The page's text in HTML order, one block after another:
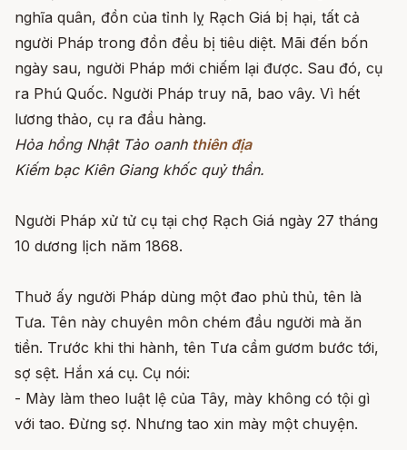
nghĩa quân, đồn của tỉnh lỵ Rạch Giá bị hại, tất cả
người Pháp trong đồn đều bị tiêu diệt. Mãi đến bốn
ngày sau, người Pháp mới chiếm lại được. Sau đó, cụ
ra Phú Quốc. Người Pháp truy nã, bao vây. Vì hết
lương thảo, cụ ra đầu hàng.
Hỏa hồng Nhật Tảo oanh thiên địa
Kiếm bạc Kiên Giang khốc quỷ thần.
Người Pháp xử tử cụ tại chợ Rạch Giá ngày 27 tháng
10 dương lịch năm 1868.
Thuở ấy người Pháp dùng một đao phủ thủ, tên là
Tưa. Tên này chuyên môn chém đầu người mà ăn
tiền. Trước khi thi hành, tên Tưa cầm gươm bước tới,
sợ sệt. Hắn xá cụ. Cụ nói:
- Mày làm theo luật lệ của Tây, mày không có tội gì
với tao. Đừng sợ. Nhưng tao xin mày một chuyện.